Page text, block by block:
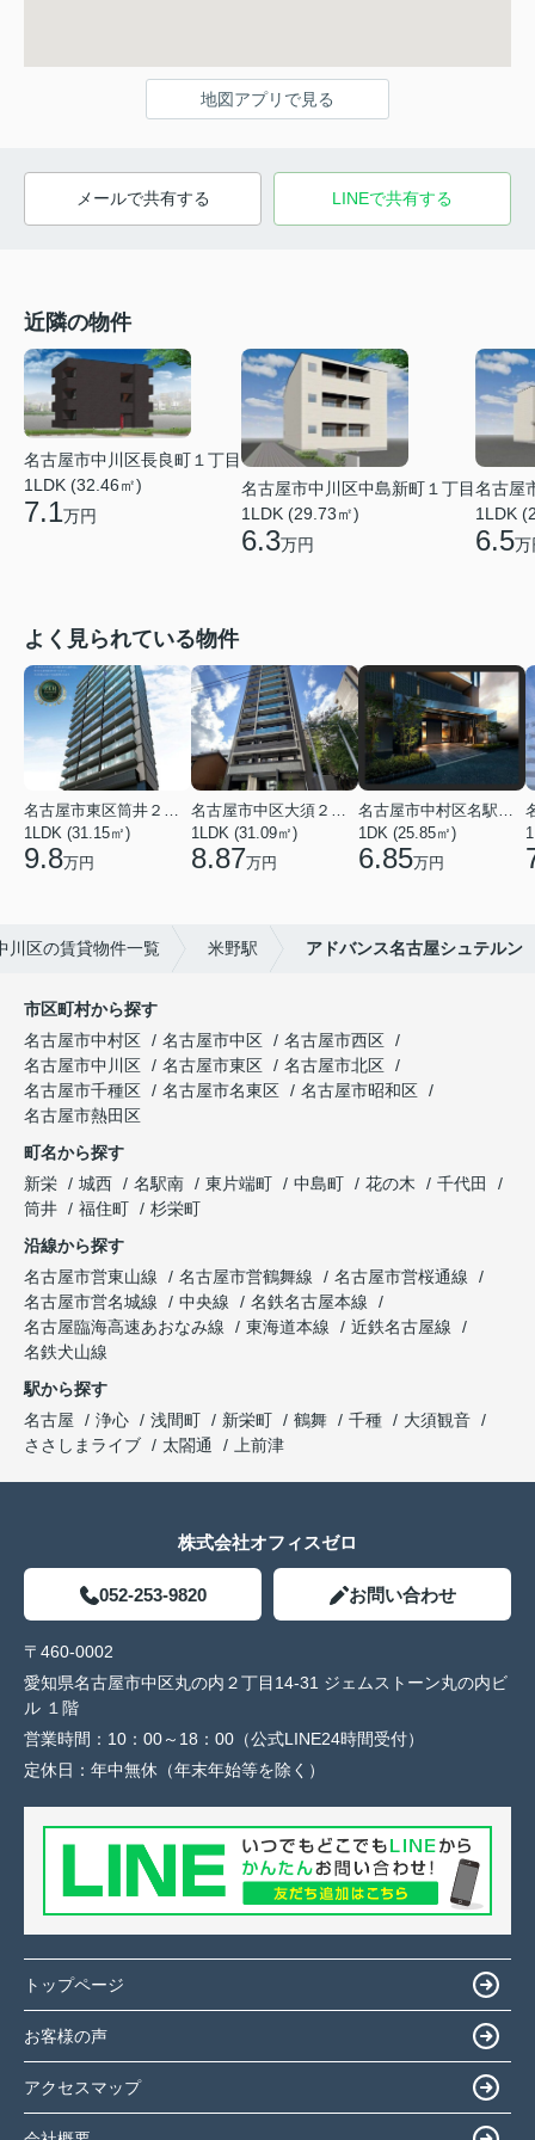
地図アプリで見る
メールで共有する LINEで共有する
近隣の物件
名古屋市中川区長良町１丁目
1LDK (32.46㎡)
7.1万円
名古屋市中川区中島新町１丁目
1LDK (29.73㎡)
6.3万円
名古屋
1LDK
6.5万
よく見られている物件
名古屋市東区筒井２丁目
1LDK (31.15㎡)
9.8万円
名古屋市中区大須２丁目
1LDK (31.09㎡)
8.87万円
名古屋市中村区名駅南３丁目
1DK (25.85㎡)
6.85万円
川区の賃貸物件一覧 米野駅 アドバンス名古屋シュテルン
市区町村から探す
名古屋市中村区
名古屋市中区
名古屋市西区
名古屋市中川区
名古屋市東区
名古屋市北区
名古屋市千種区
名古屋市名東区
名古屋市昭和区
名古屋市熱田区
町名から探す
新栄
城西 名駅南 東片端町 中島町 花の木
千代田
筒井
福住町
杉栄町
沿線から探す
名古屋市営東山線
名古屋市営鶴舞線
名古屋市営桜通線
名古屋市営名城線
中央線
名鉄名古屋本線
名古屋臨海高速あおなみ線
東海道本線
近鉄名古屋線
名鉄犬山線
駅から探す
名古屋
浄心 浅間町 新栄町 鶴舞 千種
大須観音
ささしまライブ
太閤通 上前津
株式会社オフィスゼロ
052-253-9820 お問い合わせ
〒460-0002
愛知県名古屋市中区丸の内２丁目14-31 ジェムストーン丸の内ビ
ル １階
営業時間： 10：00～18：00（公式LINE24時間受付）
定休日： 年中無休（年末年始等を除く）
トップページ
お客様の声
アクセスマップ